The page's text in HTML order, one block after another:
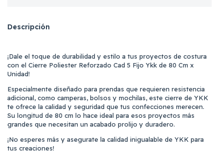
Descripción
¡Dale el toque de durabilidad y estilo a tus proyectos de costura
con el Cierre Poliester Reforzado Cad 5 Fijo Ykk de 80 Cm x
Unidad!
Especialmente diseñado para prendas que requieren resistencia
adicional, como camperas, bolsos y mochilas, este cierre de YKK
te ofrece la calidad y seguridad que tus confecciones merecen.
Su longitud de 80 cm lo hace ideal para esos proyectos más
grandes que necesitan un acabado prolijo y duradero.
¡No esperes más y asegurate la calidad inigualable de YKK para
tus creaciones!